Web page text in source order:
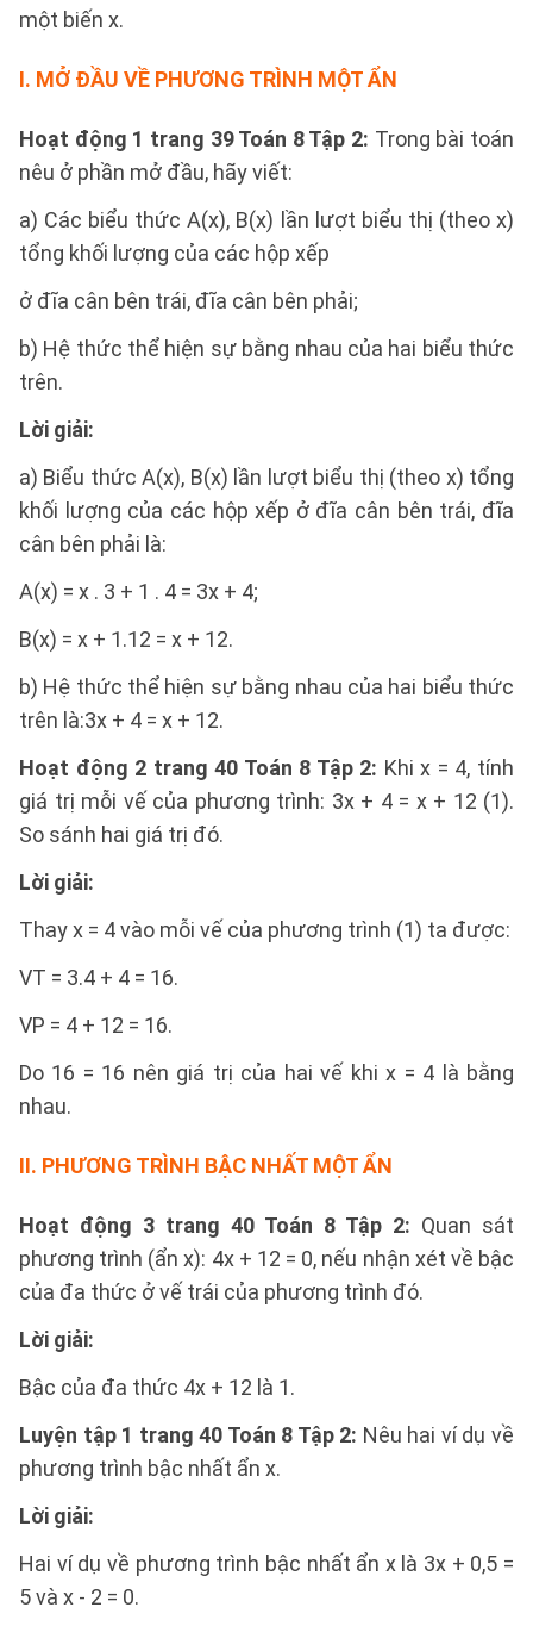
một biến x.
I. MỞ ĐẦU VỀ PHƯƠNG TRÌNH MỘT ẨN
Hoạt động 1 trang 39 Toán 8 Tập 2: Trong bài toán
nêu ở phần mở đầu, hãy viết:
a) Các biểu thức A(x), B(x) lần lượt biểu thị (theo x)
tổng khối lượng của các hộp xếp
ở đĩa cân bên trái, đĩa cân bên phải;
b) Hệ thức thể hiện sự bằng nhau của hai biểu thức
trên.
Lời giải:
a) Biểu thức A(x), B(x) lần lượt biểu thị (theo x) tổng
khối lượng của các hộp xếp ở đĩa cân bên trái, đĩa
cân bên phải là:
A(x) = x . 3 + 1 . 4 = 3x + 4;
B(x) = x + 1.12 = x + 12.
b) Hệ thức thể hiện sự bằng nhau của hai biểu thức
trên là:3x + 4 = x + 12.
Hoạt động 2 trang 40 Toán 8 Tập 2: Khi x = 4, tính
giá trị mỗi vế của phương trình: 3x + 4 = x + 12 (1).
So sánh hai giá trị đó.
Lời giải:
Thay x = 4 vào mỗi vế của phương trình (1) ta được:
VT = 3.4 + 4 = 16.
VP = 4 + 12 = 16.
Do 16 = 16 nên giá trị của hai vế khi x = 4 là bằng
nhau.
II. PHƯƠNG TRÌNH BẬC NHẤT MỘT ẨN
Hoạt động 3 trang 40 Toán 8 Tập 2: Quan sát
phương trình (ẩn x): 4x + 12 = 0, nếu nhận xét về bậc
của đa thức ở vế trái của phương trình đó.
Lời giải:
Bậc của đa thức 4x + 12 là 1.
Luyện tập 1 trang 40 Toán 8 Tập 2: Nêu hai ví dụ về
phương trình bậc nhất ẩn x.
Lời giải:
Hai ví dụ về phương trình bậc nhất ẩn x là 3x + 0,5 =
5 và x - 2 = 0.